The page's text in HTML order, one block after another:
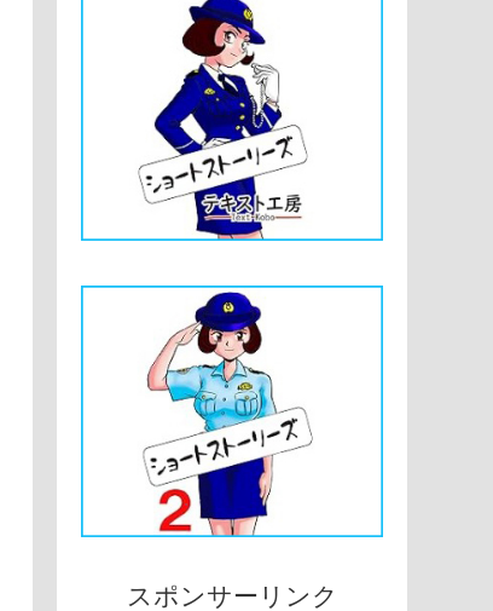
スポンサーリンク